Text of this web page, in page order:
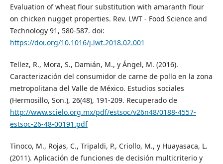
Evaluation of wheat flour substitution with amaranth flour
on chicken nugget properties. Rev. LWT - Food Science and
Technology 91, 580-587. doi:
https://doi.org/10.1016/j.lwt.2018.02.001
Tellez, R., Mora, S., Damián, M., y Ángel, M. (2016).
Caracterización del consumidor de carne de pollo en la zona
metropolitana del Valle de México. Estudios sociales
(Hermosillo, Son.), 26(48), 191-209. Recuperado de
http://www.scielo.org.mx/pdf/estsoc/v26n48/0188-4557-
estsoc-26-48-00191.pdf
Tinoco, M., Rojas, C., Tripaldi, P., Criollo, M., y Huayasaca, L.
(2011). Aplicación de funciones de decisión multicriterio y